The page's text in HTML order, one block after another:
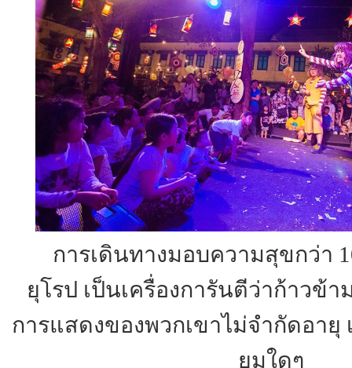
การเดินทางมอบความสุขกว่า
ยุโรป เป็นเครื่องการันตีว่าก้าวข้
การแสดงของพวกเขาไม่จำกัดอา
ยมใดๆ